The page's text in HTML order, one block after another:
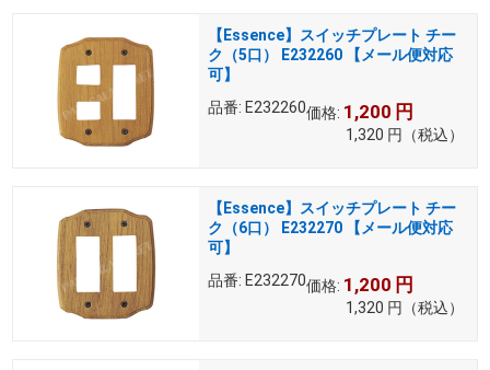
【Essence】スイッチプレート チー
ク（5口） E232260 【メール便対応
可】
品番: E232260価格: 1,200 円
1,320 円 （税込）
【Essence】スイッチプレート チー
ク（6口） E232270 【メール便対応
可】
品番: E232270価格: 1,200 円
1,320 円 （税込）